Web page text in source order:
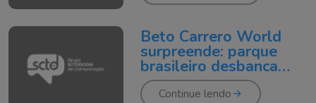
Beto Carrero World
surpreende: parque
brasileiro desbanca
gigantes internacionais
Continue lendo